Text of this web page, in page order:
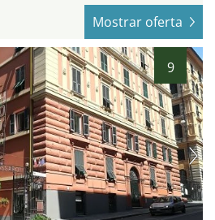
Mostrar oferta
9